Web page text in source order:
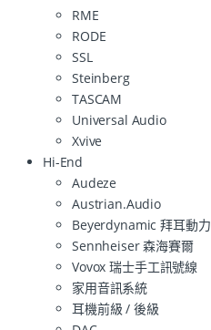
RME
RODE
SSL
Steinberg
TASCAM
Universal Audio
Xvive
Hi-End
Audeze
Austrian.Audio
Beyerdynamic 拜耳動力
Sennheiser 森海賽爾
Vovox 瑞士手工訊號線
家用音訊系統
耳機前級 / 後級